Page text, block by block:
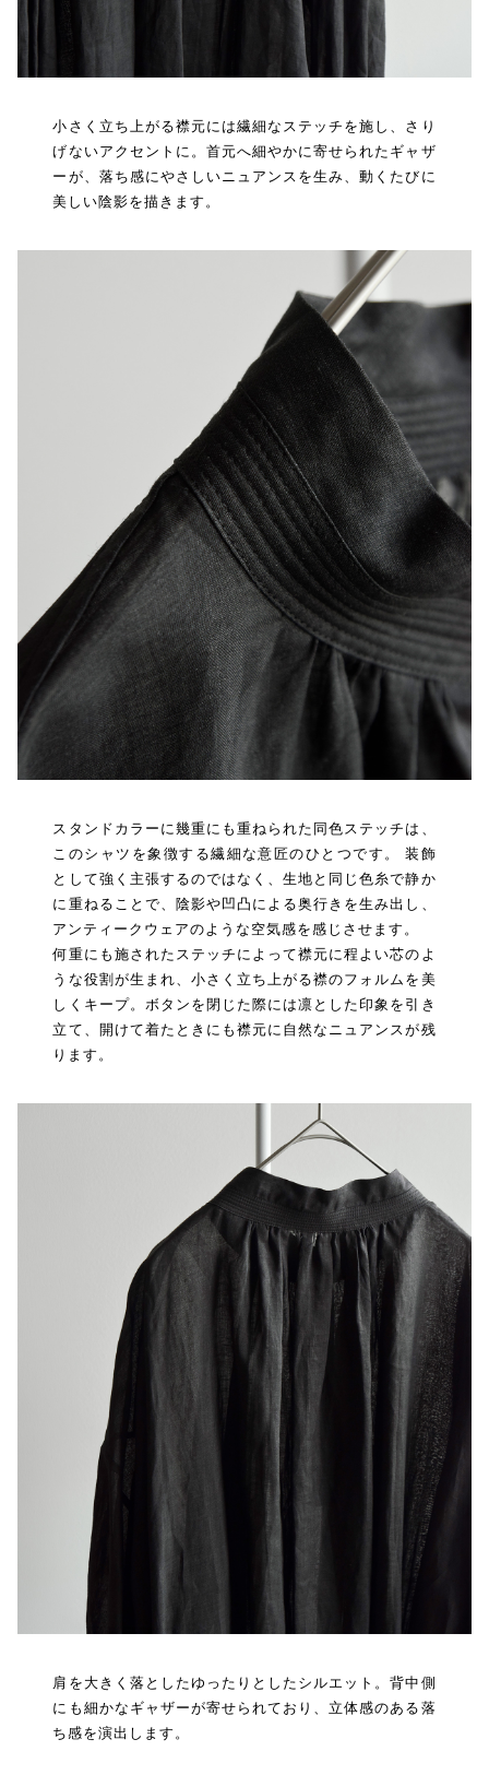
小さく立ち上がる襟元には繊細なステッチを施し、さり
げないアクセントに。首元へ細やかに寄せられたギャザ
ーが、落ち感にやさしいニュアンスを生み、動くたびに
美しい陰影を描きます。
スタンドカラーに幾重にも重ねられた同色ステッチは、
このシャツを象徴する繊細な意匠のひとつです。 装飾
として強く主張するのではなく、生地と同じ色糸で静か
に重ねることで、陰影や凹凸による奥行きを生み出し、
アンティークウェアのような空気感を感じさせます。
何重にも施されたステッチによって襟元に程よい芯のよ
うな役割が生まれ、小さく立ち上がる襟のフォルムを美
しくキープ。ボタンを閉じた際には凛とした印象を引き
立て、開けて着たときにも襟元に自然なニュアンスが残
ります。
肩を大きく落としたゆったりとしたシルエット。背中側
にも細かなギャザーが寄せられており、立体感のある落
ち感を演出します。